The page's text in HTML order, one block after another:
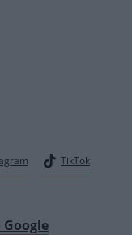
TikTok